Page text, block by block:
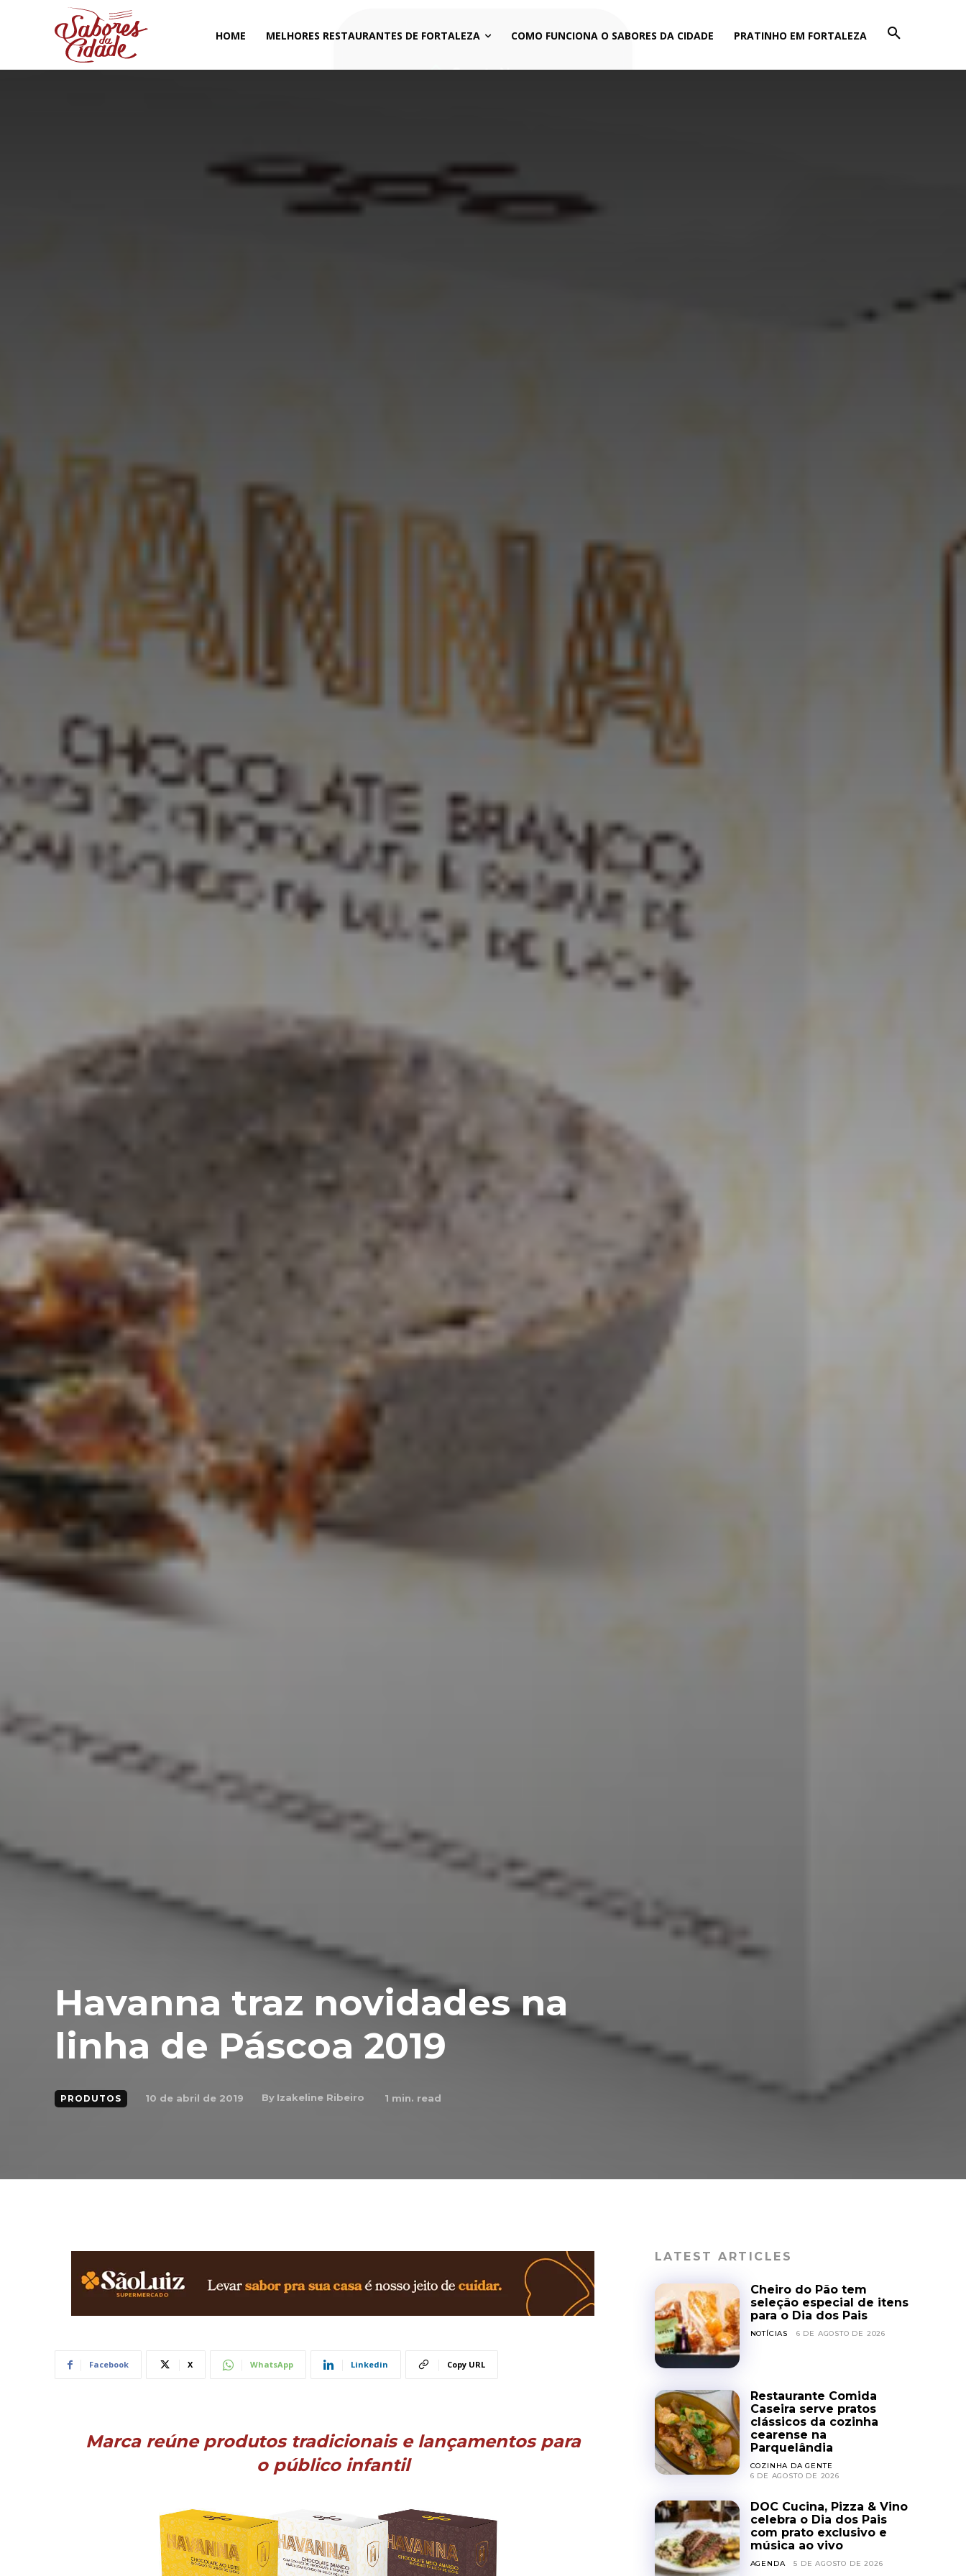
HOME MELHORES RESTAURANTES DE FORTALEZA COMO FUNCIONA O SABORES DA CIDADE PRATINHO EM FORTALEZA
Havanna traz novidades na
linha de Páscoa 2019
PRODUTOS 10 de abril de 2019 By Izakeline Ribeiro 1 min. read
Facebook X WhatsApp Linkedin Copy URL
Marca reúne produtos tradicionais e lançamentos para
o público infantil
LATEST ARTICLES
Cheiro do Pão tem
seleção especial de itens
para o Dia dos Pais
NOTÍCIAS 6 DE AGOSTO DE 2026
Restaurante Comida
Caseira serve pratos
clássicos da cozinha
cearense na
Parquelândia
COZINHA DA GENTE
6 DE AGOSTO DE 2026
DOC Cucina, Pizza & Vino
celebra o Dia dos Pais
com prato exclusivo e
música ao vivo
AGENDA 5 DE AGOSTO DE 2026